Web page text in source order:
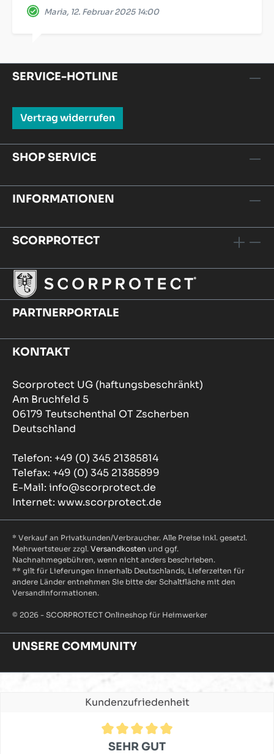
Maria, 12. Februar 2025 14:00
SERVICE-HOTLINE
Vertrag widerrufen
SHOP SERVICE
INFORMATIONEN
SCORPROTECT
PARTNERPORTALE
KONTAKT
Scorprotect UG (haftungsbeschränkt)
Am Bruchfeld 5
06179 Teutschenthal OT Zscherben
Deutschland
Telefon: +49 (0) 345 21385814
Telefax: +49 (0) 345 21385899
E-Mail: info@scorprotect.de
Internet: www.scorprotect.de
* Verkauf an Privatkunden/Verbraucher. Alle Preise inkl. gesetzl.
Mehrwertsteuer zzgl. Versandkosten und ggf.
Nachnahmegebühren, wenn nicht anders beschrieben.
** gilt für Lieferungen innerhalb Deutschlands, Lieferzeiten für
andere Länder entnehmen Sie bitte der Schaltfläche mit den
Versandinformationen.
© 2026 - SCORPROTECT Onlineshop für Heimwerker
UNSERE COMMUNITY
Kundenzufriedenheit
Durchschnittliche Bewertung von 4.9 von 5 Sternen
SEHR GUT